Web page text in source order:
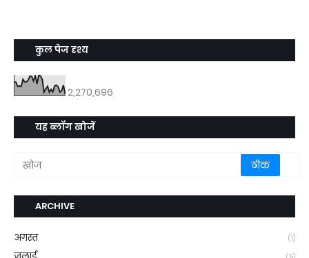
कुल पेज दृश्य
2,270,696
यह ब्लॉग खोजें
ARCHIVE
अगस्त (1)